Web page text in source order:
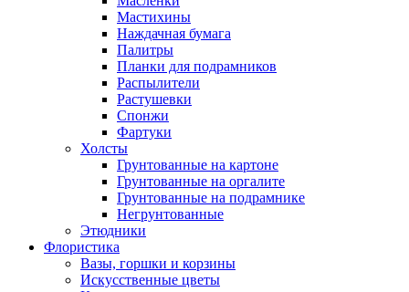
Мастихины
Наждачная бумага
Палитры
Планки для подрамников
Распылители
Растушевки
Спонжи
Фартуки
Холсты
Грунтованные на картоне
Грунтованные на оргалите
Грунтованные на подрамнике
Негрунтованные
Этюдники
Флористика
Вазы, горшки и корзины
Искусственные цветы